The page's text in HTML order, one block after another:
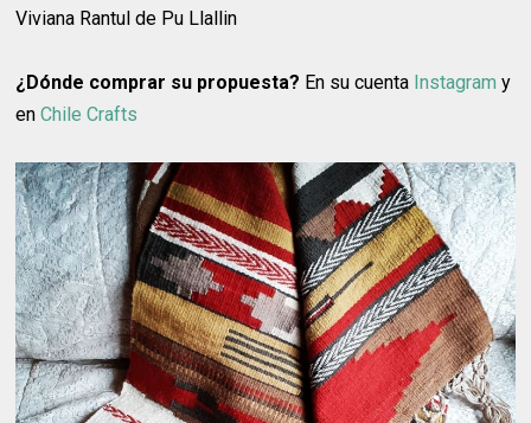
Viviana Rantul de Pu Llallin
¿Dónde comprar su propuesta? En su cuenta Instagramy
enChile Crafts